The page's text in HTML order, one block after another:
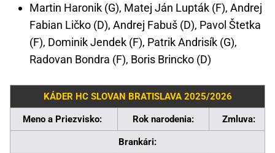
Martin Haronik (G), Matej Ján Lupták (F), Andrej
Fabian Ličko (D), Andrej Fabuš (D), Pavol Štetka
(F), Dominik Jendek (F), Patrik Andrisík (G),
Radovan Bondra (F), Boris Brincko (D)
KÁDER HC SLOVAN BRATISLAVA 2025/2026
Meno a Priezvisko: Rok narodenia: Zmluva:
Brankári: